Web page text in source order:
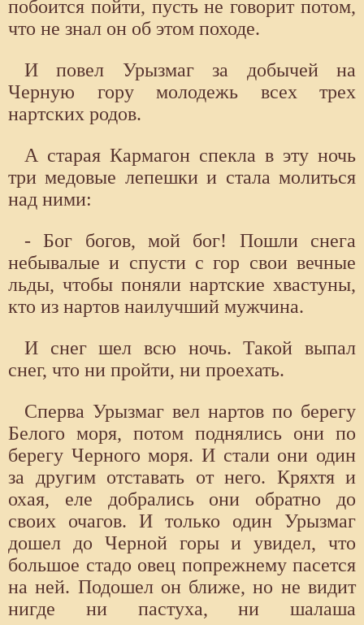
побоится пойти, пусть не говорит потом,
что не знал он об этом походе.
И повел Урызмаг за добычей на
Черную гору молодежь всех трех
нартских родов.
А старая Кармагон спекла в эту ночь
три медовые лепешки и стала молиться
над ними:
- Бог богов, мой бог! Пошли снега
небывалые и спусти с гор свои вечные
льды, чтобы поняли нартские хвастуны,
кто из нартов наилучший мужчина.
И снег шел всю ночь. Такой выпал
снег, что ни пройти, ни проехать.
Сперва Урызмаг вел нартов по берегу
Белого моря, потом поднялись они по
берегу Черного моря. И стали они один
за другим отставать от него. Кряхтя и
охая, еле добрались они обратно до
своих очагов. И только один Урызмаг
дошел до Черной горы и увидел, что
большое стадо овец попрежнему пасется
на ней. Подошел он ближе, но не видит
нигде ни пастуха, ни шалаша